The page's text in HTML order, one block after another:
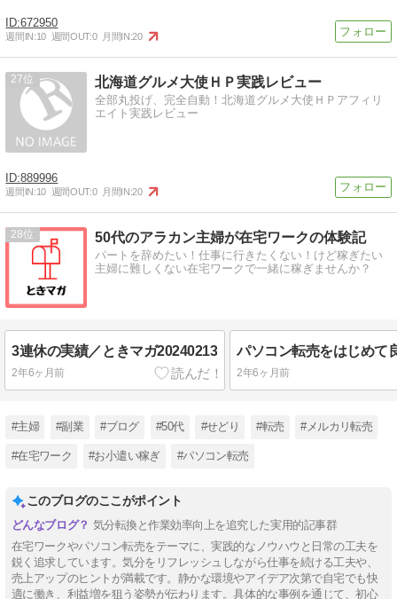
672950
週間IN:10 週間OUT:0 月間IN:20
27 北海道グルメ大使ＨＰ実践レビュー
全部丸投げ、完全自動！北海道グルメ大使ＨＰアフィリ
エイト実践レビュー
889996
週間IN:10 週間OUT:0 月間IN:20
28 50代のアラカン主婦が在宅ワークの体験記
パートを辞めたい！仕事に行きたくない！けど稼ぎたい
主婦に難しくない在宅ワークで一緒に稼ぎませんか？
3連休の実績／ときマガ20240213
2年6ヶ月前 2年6ヶ月前
#主婦 #副業 #ブログ #50代 #せどり #転売 #メルカリ転売
#在宅ワーク #お小遣い稼ぎ #パソコン転売
このブログのここがポイント
気分転換と作業効率向上を追究した実用的記事群
在宅ワークやパソコン転売をテーマに、実践的なノウハウと日常の工夫を
鋭く追求しています。気分をリフレッシュしながら仕事を続ける工夫や、
売上アップのヒントが満載です。静かな環境やアイデア次第で自宅でも快
適に働き、利益増を狙う姿勢が伝わります。具体的な事例を通じて、初心